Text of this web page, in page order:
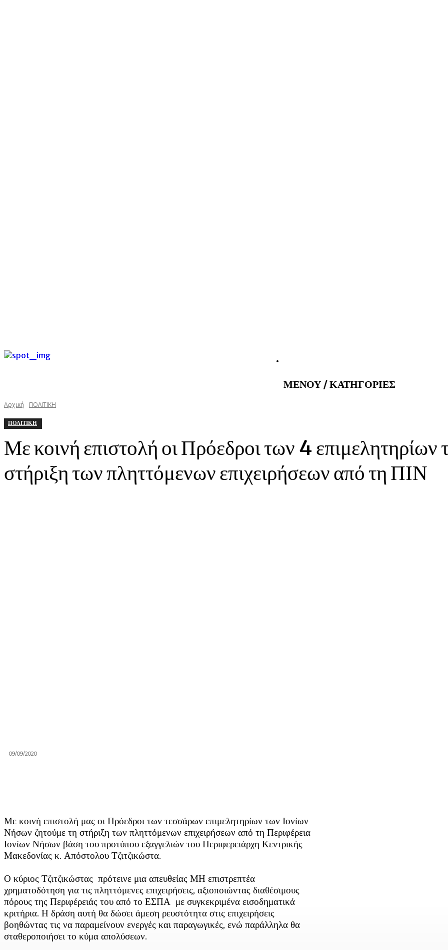
ΜΕΝΟΥ / ΚΑΤΗΓΟΡΙΕΣ
Αρχική ΠΟΛΙΤΙΚΗ
ΠΟΛΙΤΙΚΗ
Με κοινή επιστολή οι Πρόεδροι των 4
στήριξη των πληττόμενων επιχειρήσεων από τη ΠΙΝ
09/09/2020
Με κοινή επιστολή μας οι Πρόεδροι των τεσσάρων επιμελητηρίων των Ιονίων
Νήσων ζητούμε τη στήριξη των πληττόμενων επιχειρήσεων από τη Περιφέρεια
Ιονίων Νήσων βάση του προτύπου εξαγγελιών του Περιφερειάρχη Κεντρικής
Μακεδονίας κ. Απόστολου Τζιτζικώστα.
Ο κύριος Τζιτζικώστας πρότεινε μια απευθείας ΜΗ επιστρεπτέα
χρηματοδότηση για τις πληττόμενες επιχειρήσεις, αξιοποιώντας διαθέσιμους
πόρους της Περιφέρειάς του από το ΕΣΠΑ με συγκεκριμένα εισοδηματικά
κριτήρια. Η δράση αυτή θα δώσει άμεση ρευστότητα στις επιχειρήσεις
βοηθώντας τις να παραμείνουν ενεργές και παραγωγικές, ενώ παράλληλα θα
σταθεροποιήσει το κύμα απολύσεων.